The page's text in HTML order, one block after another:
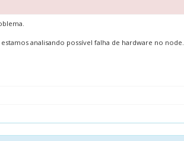
analisando possível falha de hardware no node.